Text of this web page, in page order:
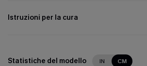
Istruzioni per la cura
Statistiche del modello IN CM